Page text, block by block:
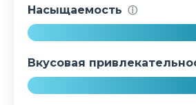
Насыщаемость ⓘ
Вкусовая